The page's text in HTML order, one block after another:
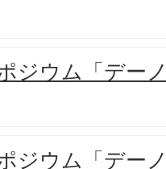
ジウム「デー
ジウム「デー